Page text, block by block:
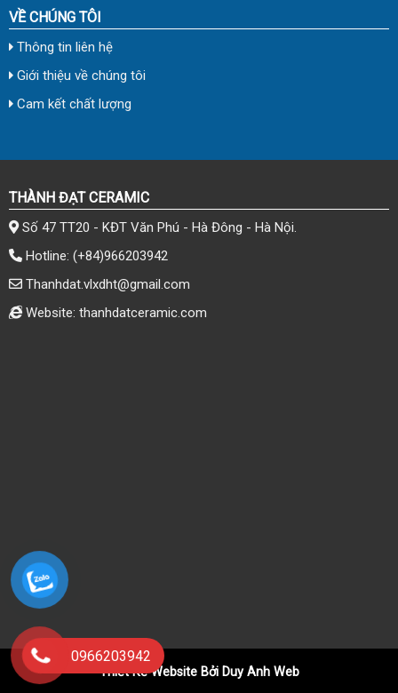
VỀ CHÚNG TÔI
Thông tin liên hệ
Giới thiệu về chúng tôi
Cam kết chất lượng
THÀNH ĐẠT CERAMIC
Số 47 TT20 - KĐT Văn Phú - Hà Đông - Hà Nội.
Hotline: (+84)966203942
Thanhdat.vlxdht@gmail.com
Website: thanhdatceramic.com
0966203942
Thiết Kế Website Bởi Duy Anh Web